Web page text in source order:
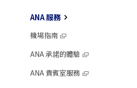
ANA 服務
機場指南
ANA 承諾的體驗
ANA 貴賓室服務